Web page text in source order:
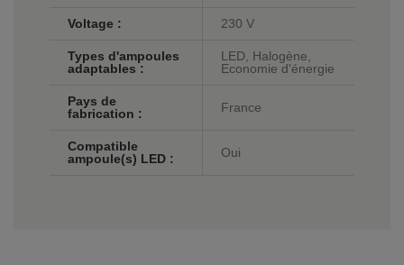
Voltage : 230 V
Types d'ampoules
adaptables :
LED, Halogène,
Economie d'énergie
Pays de
fabrication :
France
Compatible
ampoule(s) LED :
Oui